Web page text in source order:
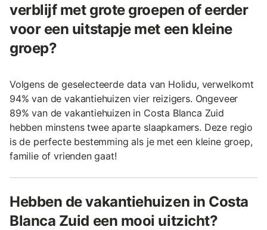
verblijf met grote groepen of eerder
voor een uitstapje met een kleine
groep?
Volgens de geselecteerde data van Holidu, verwelkomt
94% van de vakantiehuizen vier reizigers. Ongeveer
89% van de vakantiehuizen in Costa Blanca Zuid
hebben minstens twee aparte slaapkamers. Deze regio
is de perfecte bestemming als je met een kleine groep,
familie of vrienden gaat!
Hebben de vakantiehuizen in Costa
Blanca Zuid een mooi uitzicht?